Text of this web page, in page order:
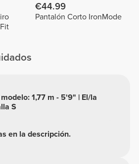
€44.99
Pantalón Corto IronMode
en la descripción.
1,77 m - 5'9" | El/la
S